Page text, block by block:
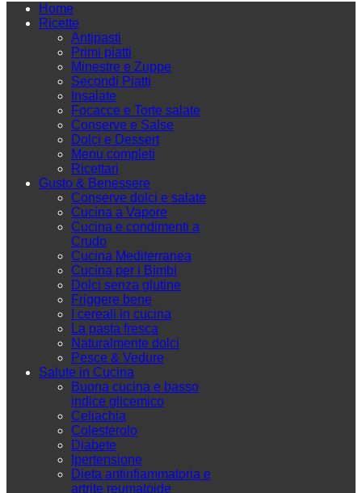
Home
Ricette
Antipasti
Primi piatti
Minestre e Zuppe
Secondi Piatti
Insalate
Focacce e Torte salate
Conserve e Salse
Dolci e Dessert
Menu completi
Ricettari
Gusto & Benessere
Conserve dolci e salate
Cucina a Vapore
Cucina e condimenti a
Crudo
Cucina Mediterranea
Cucina per i Bimbi
Dolci senza glutine
Friggere bene
I cereali in cucina
La pasta fresca
Naturalmente dolci
Pesce & Vedure
Salute in Cucina
Buona cucina e basso
indice glicemico
Celiachia
Colesterolo
Diabete
Ipertensione
Dieta antinfiammatoria e
artrite reumatoide